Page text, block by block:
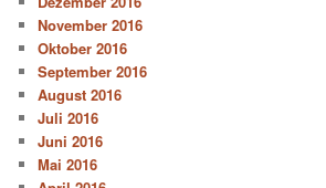
November 2016
Oktober 2016
September 2016
August 2016
Juli 2016
Juni 2016
Mai 2016